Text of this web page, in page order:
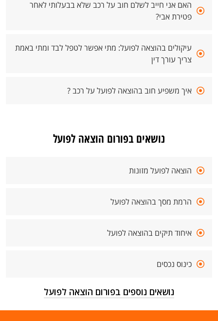
האם אני חייב לשלם חוב על רכב שלא בבעלותי לאחר
פטירת אבי?
עיקולים בהוצאה לפועל: מתי אפשר לטפל לבד ומתי באמת
צריך עורך דין
איך משפיע חוב בהוצאה לפועל על רכב ?
נושאים בפורום הוצאה לפועל
הוצאה לפועל מזונות
הרמת מסך בהוצאה לפועל
איחוד תיקים בהוצאה לפועל
כינוס נכסים
נושאים נוספים בפורום הוצאה לפועל